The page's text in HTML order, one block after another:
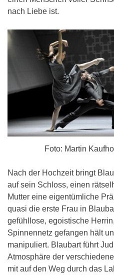
nach Liebe ist.
Foto: Martin
Nach der Hochzeit bringt
auf sein Schloss, einen
Mutter eine eigentümliche
quasi die erste Frau in
gefühllose, egoistische
Spinnennetz gefangen hält
manipuliert. Blaubart führt
Atmosphäre der
mit auf den Weg durch das